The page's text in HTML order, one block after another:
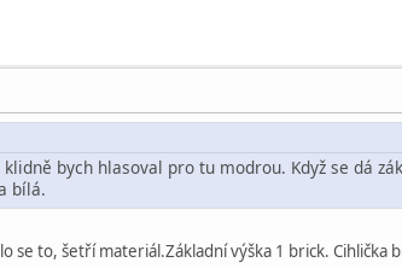
bych hlasoval pro tu modrou. Když se dá
bílá.
se to, šetří materiál.Základní výška 1 brick. Cihlička